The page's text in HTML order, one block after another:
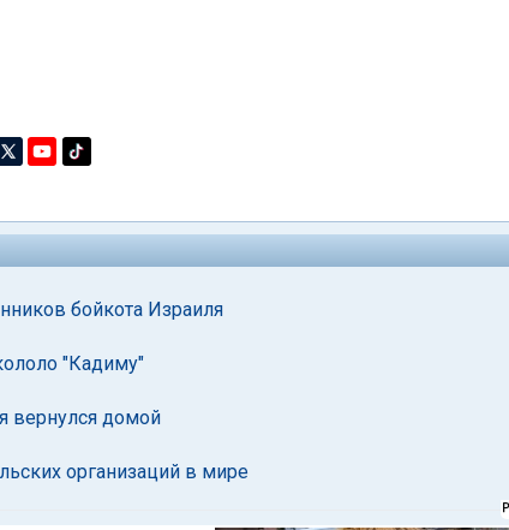
бойкота Израиля
"Кадиму"
вернулся домой
организаций в мире